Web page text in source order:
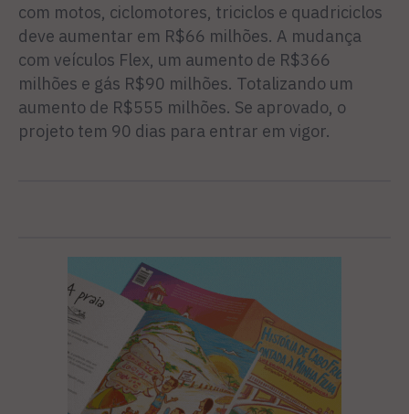
com motos, ciclomotores, triciclos e quadriciclos
deve aumentar em R$66 milhões. A mudança
com veículos Flex, um aumento de R$366
milhões e gás R$90 milhões. Totalizando um
aumento de R$555 milhões. Se aprovado, o
projeto tem 90 dias para entrar em vigor.